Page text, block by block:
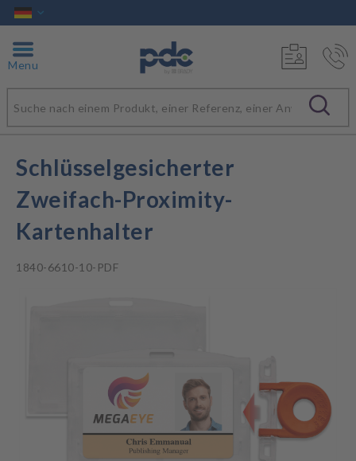
Menu
Schlüsselgesicherter
Zweifach-Proximity-
Kartenhalter
1840-6610-10-PDF